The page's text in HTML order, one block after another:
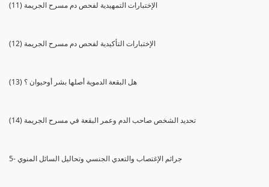
(11) الإختبارات التمهيدية لفحص دم مسرح الجريمة
(12) الإختبارات التأكيدية لفحص دم مسرح الجريمة
(13) هل البقعة الدموية أصلها بشر أوحيوان ؟
(14) تحديد الشخص صاحب الدم وعمر البقعة في مسرح الجريمة
5- جرائم الإغتصاب والتعدي الجنسي وتحاليل السائل المنوي